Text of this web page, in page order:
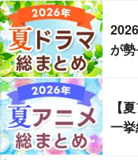
が勢
【
一挙